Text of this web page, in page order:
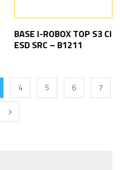
BASE I-ROBOX TOP S3 CI
ESD SRC – B1211
4 5 6 7